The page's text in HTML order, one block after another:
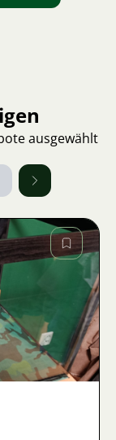
ausgewählt